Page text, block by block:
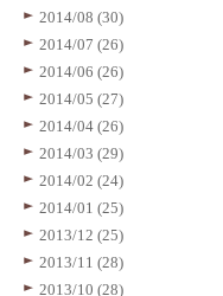
2014/08 (30)
2014/07 (26)
2014/06 (26)
2014/05 (27)
2014/04 (26)
2014/03 (29)
2014/02 (24)
2014/01 (25)
2013/12 (25)
2013/11 (28)
2013/10 (28)